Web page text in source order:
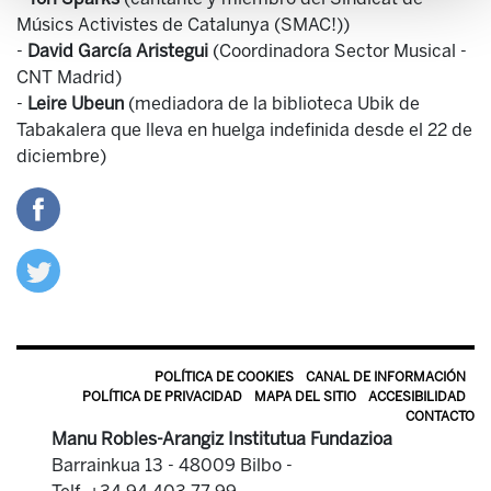
Músics Activistes de Catalunya (SMAC!))
- David García Aristegui (Coordinadora Sector Musical -
CNT Madrid)
- Leire Ubeun (mediadora de la biblioteca Ubik de
Tabakalera que lleva en huelga indefinida desde el 22 de
diciembre)
POLÍTICA DE COOKIES
CANAL DE INFORMACIÓN
POLÍTICA DE PRIVACIDAD
MAPA DEL SITIO
ACCESIBILIDAD
CONTACTO
Manu Robles-Arangiz Institutua Fundazioa
Barrainkua 13 - 48009 Bilbo -